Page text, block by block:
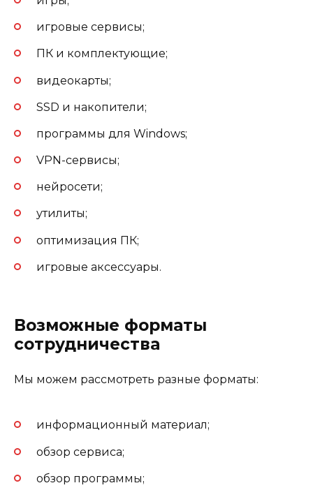
игровые сервисы;
ПК и комплектующие;
видеокарты;
SSD и накопители;
программы для Windows;
VPN-сервисы;
нейросети;
утилиты;
оптимизация ПК;
игровые аксессуары.
Возможные форматы
сотрудничества
Мы можем рассмотреть разные форматы:
информационный материал;
обзор сервиса;
обзор программы;